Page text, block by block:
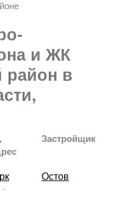
и ЖК
район в
Застройщик
-
Остов